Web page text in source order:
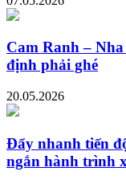
Cam Ranh –
định phải ghé
20.05.2026
Đẩy nhanh tiến
ngắn hành trình